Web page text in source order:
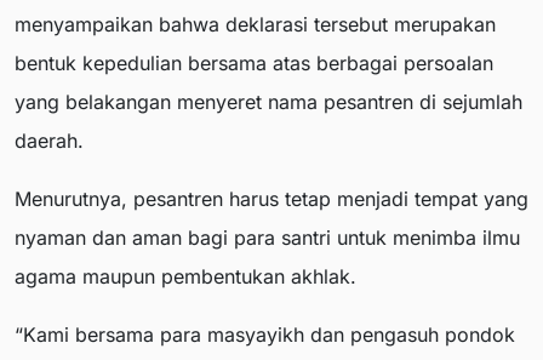
menyampaikan bahwa deklarasi tersebut merupakan
bentuk kepedulian bersama atas berbagai persoalan
yang belakangan menyeret nama pesantren di sejumlah
daerah.
Menurutnya, pesantren harus tetap menjadi tempat yang
nyaman dan aman bagi para santri untuk menimba ilmu
agama maupun pembentukan akhlak.
“Kami bersama para masyayikh dan pengasuh pondok